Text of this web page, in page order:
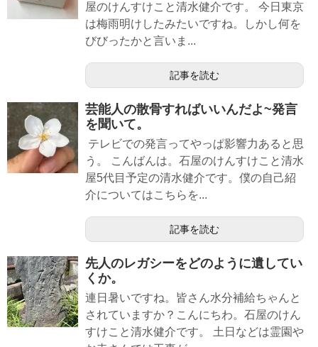
屋のけんすけこと清水健介です。 今日東京
は梅雨明けしたみたいですね。しかし何を
びびったかと言いま...
記事を読む
芸能人の散骨すればいいんだよ~発言
を聞いて。
テレビでの発言ってやっぱ影響力あると思
う。 こんばんは。石屋のけんすけこと清水
屋5代目予定の清水健介です。僕の自己紹
介についてはこちらを...
記事を読む
先人のレガシーをどのように遺してい
くか。
連日暑いですね。皆さん水分補給ちゃんと
されていますか？こんにちわ。石屋のけん
すけこと清水健介です。 土日などは霊園や